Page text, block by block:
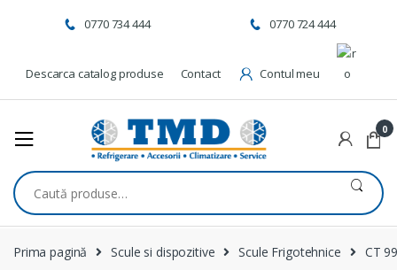
0770 734 444 0770 724 444
Descarca catalog produse Contact Contul meu
0
Caută după:
Prima pagină Scule si dispozitive Scule Frigotehnice CT